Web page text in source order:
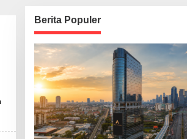
Berita Populer